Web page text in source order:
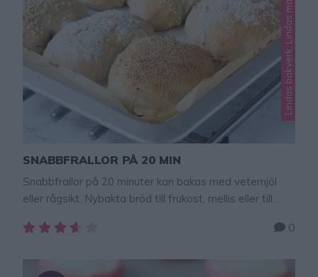
SNABBFRALLOR PÅ 20 MIN
Snabbfrallor på 20 minuter kan bakas med vetemjöl
eller rågsikt. Nybakta bröd till frukost, mellis eller till
superenkla, snabba bröd med ingredienser man oftast
toppen eller om man bara vill strö över lite mjöl. Mjölk i
0